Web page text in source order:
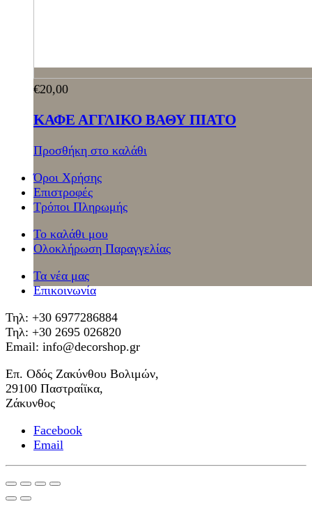
€20,00
ΚΑΦΕ ΑΓΓΛΙΚΟ ΒΑΘΥ ΠΙΑΤΟ
Προσθήκη στο καλάθι
Όροι Χρήσης
Επιστροφές
Τρόποι Πληρωμής
Το καλάθι μου
Ολοκλήρωση Παραγγελίας
Τα νέα μας
Επικοινωνία
Τηλ: +30 6977286884
Τηλ: +30 2695 026820
Email: info@decorshop.gr
Επ. Οδός Ζακύνθου Βολιμών,
29100 Παστραίϊκα,
Ζάκυνθος
Facebook
Email